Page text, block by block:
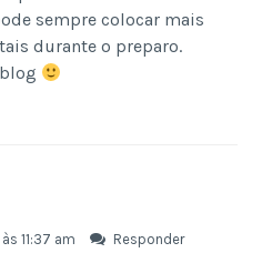
sempre colocar mais
durante o preparo.
11:37 am Responder